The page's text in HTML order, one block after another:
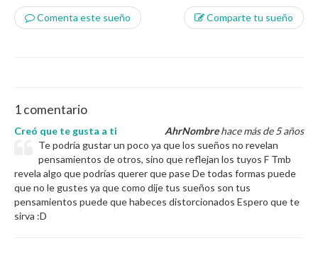
Comenta este sueño Comparte tu sueño
1 comentario
AhrNombrehace más de 5 años
Creó que te gusta a ti
Te podría gustar un poco ya que los sueños no revelan
pensamientos de otros, sino que reflejan los tuyos F Tmb
revela algo que podrías querer que pase De todas formas puede
que no le gustes ya que como dije tus sueños son tus
pensamientos puede que habeces distorcionados Espero que te
sirva :D